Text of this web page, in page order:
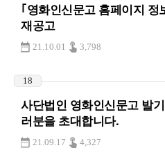
｢영화인신문고 홈페이지 정
재공고
21.10.01 3,798
18
사단법인 영화인신문고 발
러분을 초대합니다.
21.09.17 4,327